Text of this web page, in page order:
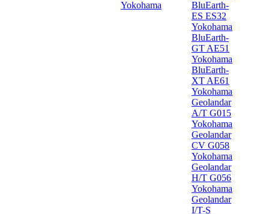
Yokohama
BluEarth-
ES ES32
Yokohama
BluEarth-
GT AE51
Yokohama
BluEarth-
XT AE61
Yokohama
Geolandar
A/T G015
Yokohama
Geolandar
CV G058
Yokohama
Geolandar
H/T G056
Yokohama
Geolandar
I/T-S